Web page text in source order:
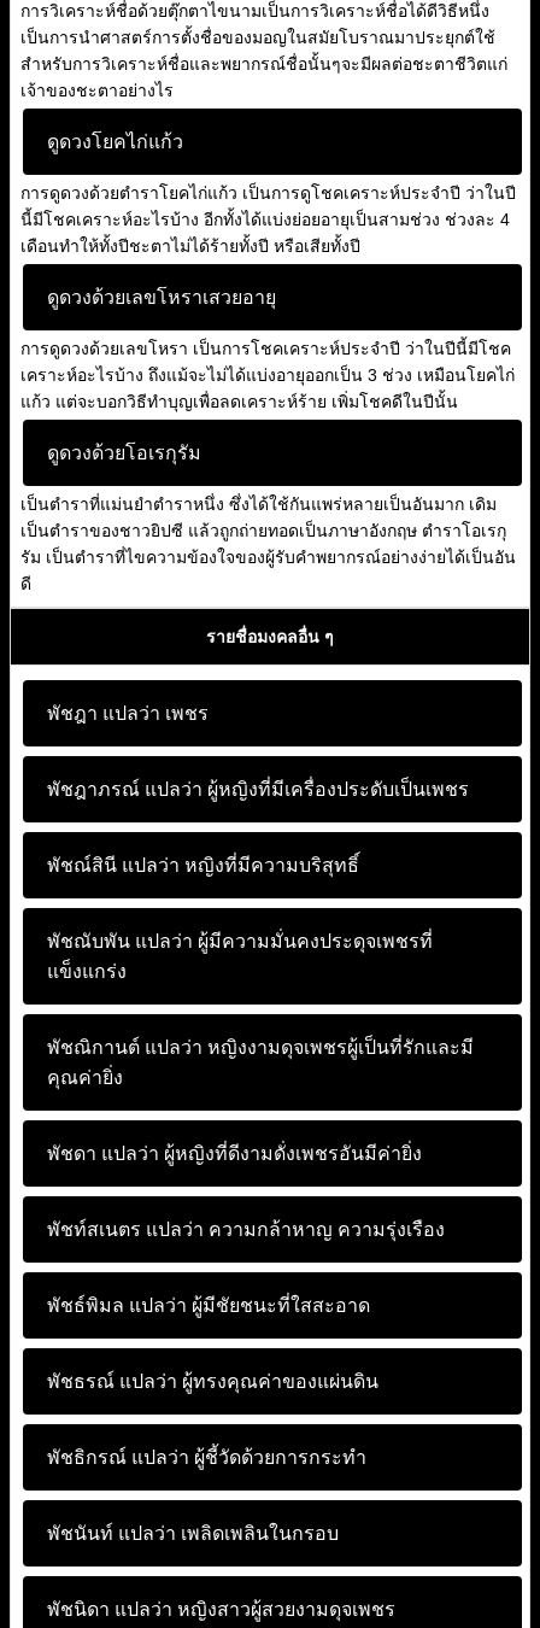
การวิเคราะห์ชื่อด้วยตุ๊กตาไขนามเป็นการวิเคราะห์ชื่อได้ดีวิธีหนึ่ง
เป็นการนำศาสตร์การตั้งชื่อของมอญในสมัยโบราณมาประยุกต์ใช้
สำหรับการวิเคราะห์ชื่อและพยากรณ์ชื่อนั้นๆจะมีผลต่อชะตาชีวิตแก่
เจ้าของชะตาอย่างไร
ดูดวงโยคไก่แก้ว
การดูดวงด้วยตำราโยคไก่แก้ว เป็นการดูโชคเคราะห์ประจำปี ว่าในปี
นี้มีโชคเคราะห์อะไรบ้าง อีกทั้งได้แบ่งย่อยอายุเป็นสามช่วง ช่วงละ 4
เดือนทำให้ทั้งปีชะตาไม่ได้ร้ายทั้งปี หรือเสียทั้งปี
ดูดวงด้วยเลขโหราเสวยอายุ
การดูดวงด้วยเลขโหรา เป็นการโชคเคราะห์ประจำปี ว่าในปีนี้มีโชค
เคราะห์อะไรบ้าง ถึงแม้จะไม่ได้แบ่งอายุออกเป็น 3 ช่วง เหมือนโยคไก่
แก้ว แต่จะบอกวิธีทำบุญเพื่อลดเคราะห์ร้าย เพิ่มโชคดีในปีนั้น
ดูดวงด้วยโอเรกุรัม
เป็นตำราที่แม่นยำตำราหนึ่ง ซึ่งได้ใช้กันแพร่หลายเป็นอันมาก เดิม
เป็นตำราของชาวยิปซี แล้วถูกถ่ายทอดเป็นภาษาอังกฤษ ตำราโอเรกุ
รัม เป็นตำราที่ไขความข้องใจของผู้รับคำพยากรณ์อย่างง่ายได้เป็นอัน
ดี
รายชื่อมงคลอื่น ๆ
พัชฎา แปลว่า เพชร
พัชฎาภรณ์ แปลว่า ผู้หญิงที่มีเครื่องประดับเป็นเพชร
พัชณ์สินี แปลว่า หญิงที่มีความบริสุทธิ์
พัชณับพัน แปลว่า ผู้มีความมั่นคงประดุจเพชรที่
แข็งแกร่ง
พัชณิกานต์ แปลว่า หญิงงามดุจเพชรผู้เป็นที่รักและมี
คุณค่ายิ่ง
พัชดา แปลว่า ผู้หญิงที่ดีงามดั่งเพชรอันมีค่ายิ่ง
พัชท์สเนตร แปลว่า ความกล้าหาญ ความรุ่งเรือง
พัชธ์พิมล แปลว่า ผู้มีชัยชนะที่ใสสะอาด
พัชธรณ์ แปลว่า ผู้ทรงคุณค่าของแผ่นดิน
พัชธิกรณ์ แปลว่า ผู้ชี้วัดด้วยการกระทำ
พัชนันท์ แปลว่า เพลิดเพลินในกรอบ
พัชนิดา แปลว่า หญิงสาวผู้สวยงามดุจเพชร